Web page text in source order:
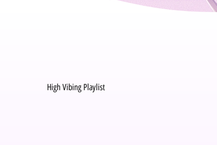
High Vibing Playlist